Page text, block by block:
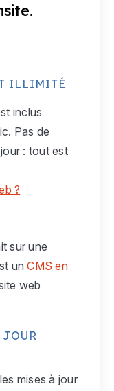
ILLIMITÉ
inclus
Pas de
: tout est
?
sur une
unCMS en
web
JOUR
mises à jour